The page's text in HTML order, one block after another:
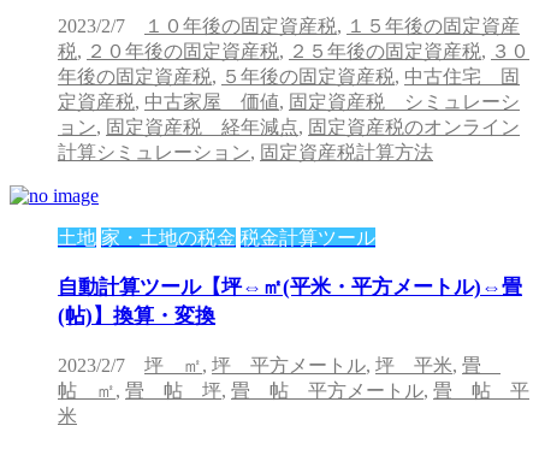
2023/2/7 １０年後の固定資産税, １５年後の固定資産
税, ２０年後の固定資産税, ２５年後の固定資産税, ３０
年後の固定資産税, ５年後の固定資産税, 中古住宅 固
定資産税, 中古家屋 価値, 固定資産税 シミュレーシ
ョン, 固定資産税 経年減点, 固定資産税のオンライン
計算シミュレーション, 固定資産税計算方法
土地 家・土地の税金 税金計算ツール
自動計算ツール【坪⇔㎡(平米・平方メートル)⇔畳
(帖)】換算・変換
2023/2/7 坪 ㎡, 坪 平方メートル, 坪 平米, 畳
帖 ㎡, 畳 帖 坪, 畳 帖 平方メートル, 畳 帖 平
米